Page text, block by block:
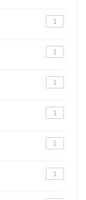
1
1
1
1
1
1